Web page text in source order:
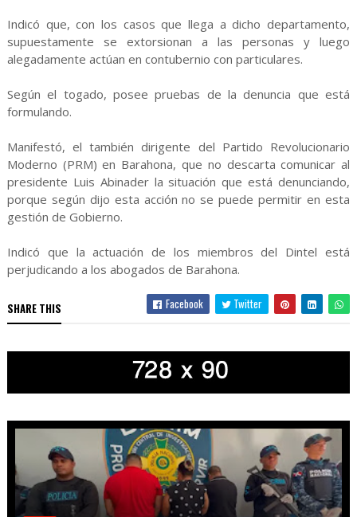
Indicó que, con los casos que llega a dicho departamento,
supuestamente se extorsionan a las personas y luego
alegadamente actúan en contubernio con particulares.
Según el togado, posee pruebas de la denuncia que está
formulando.
Manifestó, el también dirigente del Partido Revolucionario
Moderno (PRM) en Barahona, que no descarta comunicar al
presidente Luis Abinader la situación que está denunciando,
porque según dijo esta acción no se puede permitir en esta
gestión de Gobierno.
Indicó que la actuación de los miembros del Dintel está
perjudicando a los abogados de Barahona.
SHARE THIS Facebook Twitter